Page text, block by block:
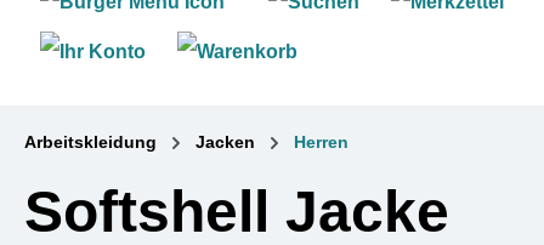
Arbeitskleidung Jacken Herren
Softshell Jacke